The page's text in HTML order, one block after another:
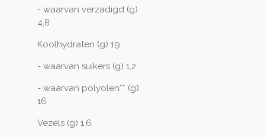
- waarvan verzadigd (g)
4,8
Koolhydraten (g) 19
- waarvan suikers (g) 1,2
- waarvan polyolen** (g)
16
Vezels (g) 1,6